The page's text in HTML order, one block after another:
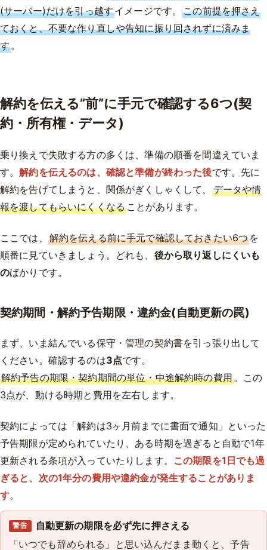
(サーバー)だけを引っ越すイメージです。この前提を押さえ
ておくと、不要な作り直しや告知に振り回されずに済みま
す。
解約を伝える”前”に手元で確認する6つ(契
約・所有権・データ)
乗り換えで失敗する方の多くは、準備の順番を間違えていま
す。解約を伝えるのは、確認と準備が終わった後です。先に
解約を告げてしまうと、関係がぎくしゃくして、 データや情
報を渡してもらいにくくなることがあります。
ここでは、 解約を伝える前に手元で確認しておきたい6つを
順番に見ていきましょう。どれも、 後から取り返しにくいも
のばかりです。
契約期間・解約予告期限・違約金(自動更新の罠)
まず、いま結んでいる保守・管理の契約書を引っ張り出して
ください。確認するのは3点です。
解約予告の期限・契約期間の単位・中途解約時の費用。この
3点が、動ける時期と費用を左右します。
契約によっては「解約は3ヶ月前までに書面で通知」といった
予告期限が定められていたり、ある時期を過ぎると自動で1年
更新される条項が入っていたりします。
この期限を1日でも過
ぎると、次の1年分の費用や違約金が発生することがありま
す。
警告 自動更新の期限を必ず先に押さえる
「いつでも辞められる」と思い込んだまま動くと、予告